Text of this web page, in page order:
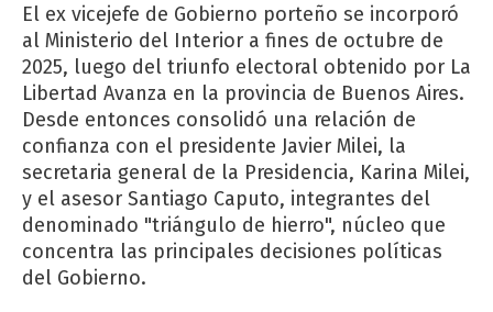
El ex vicejefe de Gobierno porteño se incorporó
al Ministerio del Interior a fines de octubre de
2025, luego del triunfo electoral obtenido por La
Libertad Avanza en la provincia de Buenos Aires.
Desde entonces consolidó una relación de
confianza con el presidente Javier Milei, la
secretaria general de la Presidencia, Karina Milei,
y el asesor Santiago Caputo, integrantes del
denominado "triángulo de hierro", núcleo que
concentra las principales decisiones políticas
del Gobierno.